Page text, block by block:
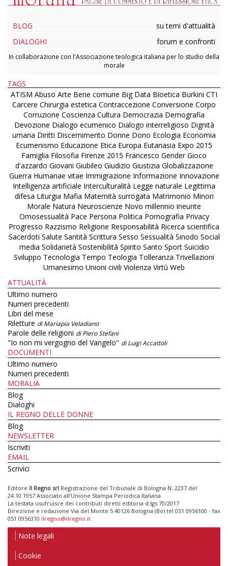
BLOG
su temi d'attualità
DIALOGHI
forum e confronti
In collaborazione con l'Associazione teologica italiana per lo studio della
morale
TAGS
ATISM Abuso Arte Bene comune Big Data Bioetica Burkini CTI
Carcere Chirurgia estetica Contraccezione Conversione Corpo
Corruzione Coscienza Cultura Democrazia Demografia
Devozione Dialogo ecumenico Dialogo interreligioso Dignità
umana Diritti Discernimento Donne Dono Ecologia Economia
Ecumenismo Educazione Etica Europa Eutanasia Expo 2015
Famiglia Filosofia Firenze 2015 Francesco Gender Gioco
d'azzardo Giovani Giubileo Giudizio Giustizia Globalizzazione
Guerra Humanae vitae Immigrazione Informazione Innovazione
Intelligenza artificiale Interculturalità Legge naturale Legittima
difesa Liturgia Mafia Maternità surrogata Matrimonio Minori
Morale Natura Neuroscienze Novo millennio ineunte
Omosessualità Pace Persona Politica Pornografia Privacy
Progresso Razzismo Religione Responsabilità Ricerca scientifica
Sacerdoti Salute Santità Scrittura Sesso Sessualità Sinodo Social
media Solidarietà Sostenibilità Spirito Santo Sport Suicidio
Sviluppo Tecnologia Tempo Teologia Tolleranza Trivellazioni
Umanesimo Unioni civili Violenza Virtù Web
ATTUALITÀ
Ultimo numero
Numeri precedenti
Libri del mese
Riletture di Mariapia Veladiano
Parole delle religioni di Piero Stefani
"Io non mi vergogno del Vangelo" di Luigi Accattoli
DOCUMENTI
Ultimo numero
Numeri precedenti
MORALIA
Blog
Dialoghi
IL REGNO DELLE DONNE
Blog
NEWSLETTER
Iscriviti
EMAIL
Scrivici
Editore Il Regno srl Registrazione del Tribunale di Bologna N. 2237 del
24.10.1957 Associato all’Unione Stampa Periodica Italiana
La testata usufruisce dei contributi diretti editoria d.lgs 70/2017
Direzione e redazione Via del Monte 5 40126 Bologna (Bo) tel 051 0956100 - fax
051 0956310 ilregno@ilregno.it
Note legali
Cookie